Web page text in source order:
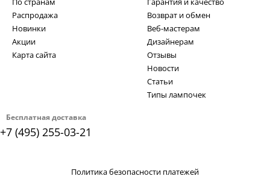
Бесплатная доставка
+7 (495) 255-03-21
Распродажа
Новинки
Акции
Карта сайта
Возврат и обмен
Веб-мастерам
Дизайнерам
Отзывы
Новости
Статьи
Типы лампочек
Политика безопасности платежей